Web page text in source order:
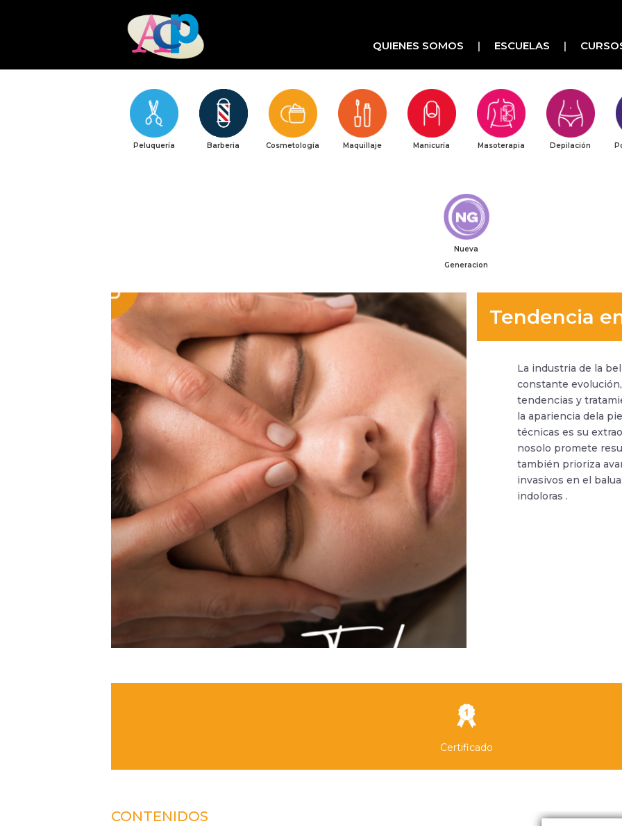
QUIENES SOMOS ESCUELAS
Peluquería Barberia Cosmetología Maquillaje Manicuría Masoterapia Depilación
Nueva
Generacion
Tendencia
La industria de la
constante
tendencias y
la apariencia dela
técnicas es su
nosolo promete
también prioriza
invasivos en el
indoloras .
Certificado
CONTENIDOS Quiero